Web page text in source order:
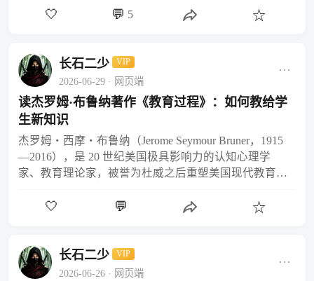
一读懂初心。但一些新建、改扩建中小
🤍 💬 5 ☆
长石二少 VIP
2026-06-29· 网页端
···
读杰罗姆·布鲁纳著作《教育过程》：如何教给学
生新知识
杰罗姆・西摩・布鲁纳（Jerome Seymour Bruner，1915
—2016），是 20 世纪美国极具影响力的认知心理学
家、教育理论家，被誉为杜威之后重塑美国现代教育体
🤍 💬 ☆
长石二少 VIP
2026-06-26· 网页端
···